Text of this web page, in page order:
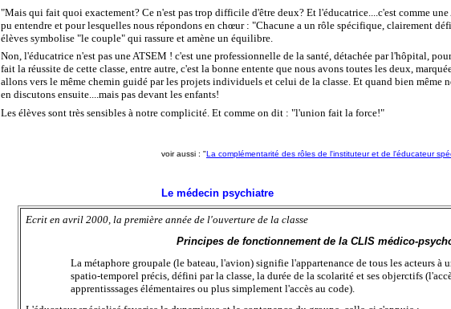
"Mais qui fait quoi exactement? Ce n'est pas trop difficile d'être deux? Et l'éducatrice....c'est comme
pu entendre et pour lesquelles nous répondons en chœur : "Chacune a un rôle spécifique, clairement
élèves symbolise "le couple" qui rassure et amène un équilibre.
Non, l'éducatrice n'est pas une ATSEM ! c'est une professionnelle de la santé, détachée par l'hôpital,
fait la réussite de cette classe, entre autre, c'est la bonne entente que nous avons toutes les deux,
allons vers le même chemin guidé par les projets individuels et celui de la classe. Et quand bien même
en discutons ensuite....mais pas devant les enfants!
Les élèves sont très sensibles à notre complicité. Et comme on dit : "l'union fait la force!"
voir aussi : "La complémentarité des rôles de l'instituteur et de l'éducateur
Le médecin psychiatre
Ecrit en avril 2000, la première année de l'ouverture de la classe
Principes de fonctionnement de la CLIS médico-
La métaphore groupale (le bateau, l'avion) signifie l'appartenance de tous les acteurs à
spatio-temporel précis, défini par la classe, la durée de la scolarité et ses objerctifs
apprentisssages élémentaires ou plus simplement l'accès au code).